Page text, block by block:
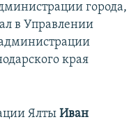
города,
в Управлении
края
Ялты Иван